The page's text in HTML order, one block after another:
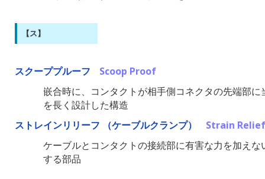
【ス】
スクーププルーフ
Scoop Proof
嵌合時に、コンタクトが相手側コネクタの先端部
を長く設計した構造
ストレインリリーフ （ケーブルクランプ）
Strain Relief
ケーブルとコンタクトの接続部に有害な力を加え
する部品